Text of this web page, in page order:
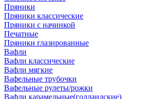
Пряники
Пряники классические
Пряники с начинкой
Печатные
Пряники глазированные
Вафли
Вафли классические
Вафли мягкие
Вафельные трубочки
Вафельные рулеты/рожки
Вафли карамельные(голландские)